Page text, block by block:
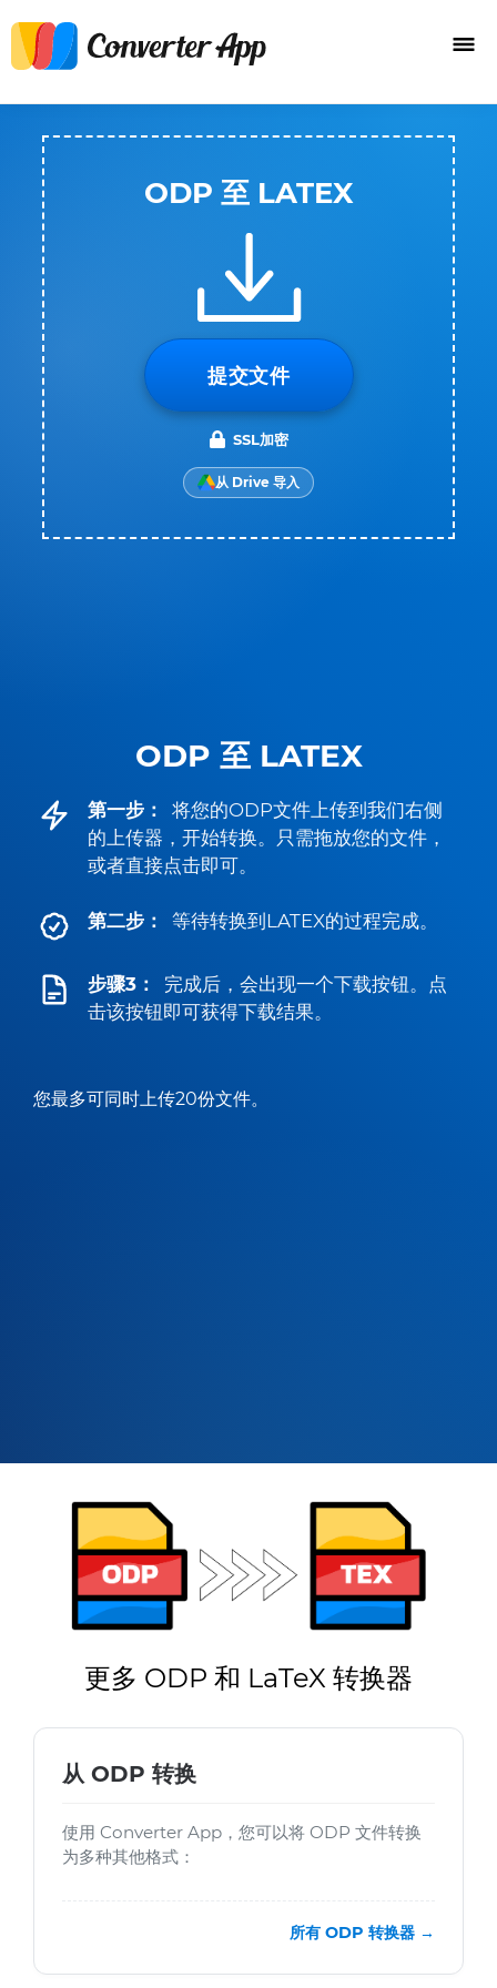
ODP 至 LATEX
第一步：
将您的ODP文件上传到我们右侧
的上传器，开始转换。只需拖放您的文件，
或者直接点击即可。
第二步： 等待转换到LATEX的过程完成。
步骤3：
完成后，会出现一个下载按钮。点
击该按钮即可获得下载结果。
您最多可同时上传20份文件。
ODP 至 LATEX
提交文件
SSL加密
从 Drive 导入
更多 ODP 和 LaTeX 转换器
从 ODP 转换
使用 Converter App，您可以将 ODP 文件转换
为多种其他格式：
所有 ODP 转换器 →